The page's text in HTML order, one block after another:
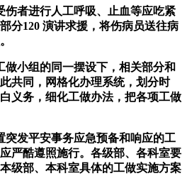
者进行人工呼吸、止血等应吃紧
分120 演讲求援，将伤病员送往病
小组的同一摆设下，相关部分和
共同，网格化办理系统，划分时
义务，细化工做办法，把各项工做
发平安事务应急预备和响应的工
严酷遵照施行。各级部、各科室要
级部、本科室具体的工做实施方案